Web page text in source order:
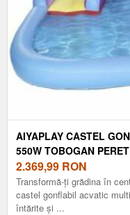
AIYAPLAY CASTEL
550W TOBOGAN
DE BASCHET POARTĂ
2.369,99 RON
Transformă-ți grădina în
castel gonflabil acvatic
întărite și ...